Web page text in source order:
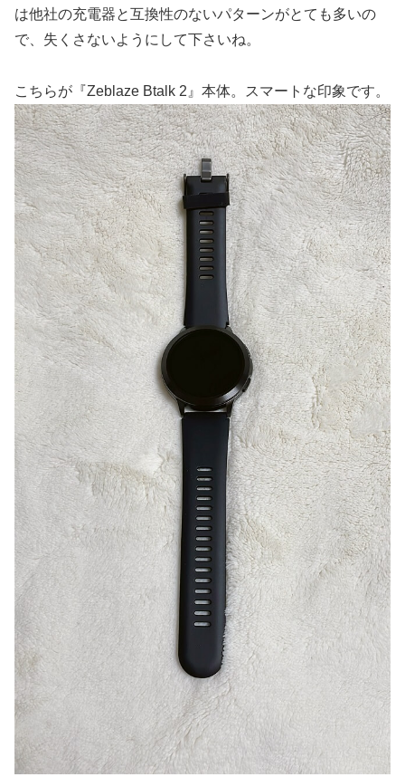
は他社の充電器と互換性のないパターンがとても多いの
で、失くさないようにして下さいね。
こちらが『Zeblaze Btalk 2』本体。スマートな印象です。